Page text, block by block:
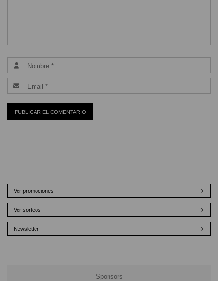
Ver promociones
Ver sorteos
Newsletter